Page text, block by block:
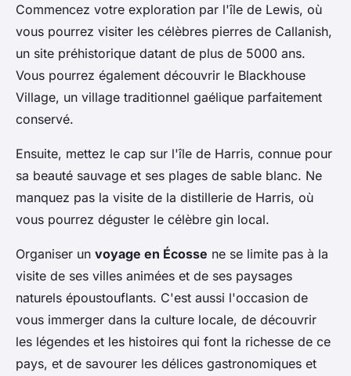
Commencez votre exploration par l'île de Lewis, où
vous pourrez visiter les célèbres pierres de Callanish,
un site préhistorique datant de plus de 5000 ans.
Vous pourrez également découvrir le Blackhouse
Village, un village traditionnel gaélique parfaitement
conservé.
Ensuite, mettez le cap sur l'île de Harris, connue pour
sa beauté sauvage et ses plages de sable blanc. Ne
manquez pas la visite de la distillerie de Harris, où
vous pourrez déguster le célèbre gin local.
Organiser un voyage en Écosse ne se limite pas à la
visite de ses villes animées et de ses paysages
naturels époustouflants. C'est aussi l'occasion de
vous immerger dans la culture locale, de découvrir
les légendes et les histoires qui font la richesse de ce
pays, et de savourer les délices gastronomiques et